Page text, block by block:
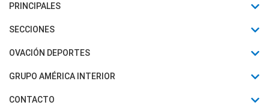
PRINCIPALES
Últimas Noticias
Política
SECCIONES
Horóscopo
Motores
OVACIÓN DEPORTES
Fútbol
Mundial
GRUPO AMÉRICA INTERIOR
Canal 7 en Vivo
CONTACTO